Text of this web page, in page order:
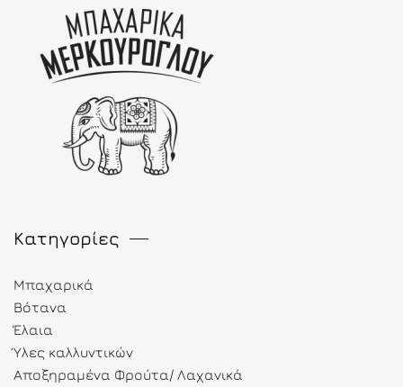
Κατηγορίες
Μπαχαρικά
Βότανα
Έλαια
Ύλες καλλυντικών
Αποξηραμένα Φρούτα/ Λαχανικά